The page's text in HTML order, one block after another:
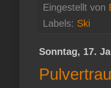
Eingestellt von
Labels: Ski
Sonntag, 17.